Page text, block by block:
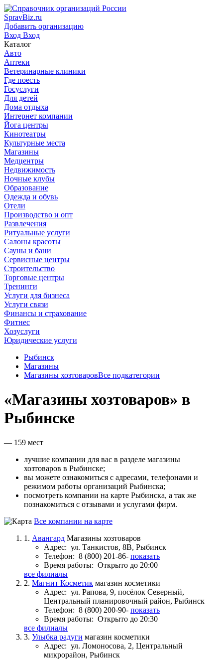
SpravBiz.ru
Добавить организацию
Вход Вход
Каталог
Авто
Аптеки
Ветеринарные клиники
Где поесть
Госуслуги
Для детей
Дома отдыха
Интернет компании
Йога центры
Кинотеатры
Культурные места
Магазины
Медцентры
Недвижимость
Ночные клубы
Образование
Одежда и обувь
Отели
Производство и опт
Развлечения
Ритуальные услуги
Салоны красоты
Сауны и бани
Сервисные центры
Строительство
Торговые центры
Тренинги
Услуги для бизнеса
Услуги связи
Финансы и страхование
Фитнес
Хозуслуги
Юридические услуги
Рыбинск
Магазины
Магазины хозтоваровВсе подкатегории
«Магазины хозтоваров» в
Рыбинске
— 159 мест
лучшие компании для вас в разделе магазины
хозтоваров в Рыбинске;
вы можете ознакомиться с адресами, телефонами и
режимом работы организаций Рыбинска;
посмотреть компании на карте Рыбинска, а так же
познакомиться с отзывами и услугами фирм.
Все компании на карте
1. Авангард Магазины хозтоваров
Адрес: ул. Танкистов, 8В, Рыбинск
Телефон: 8 (800) 201-86- показать
Время работы: Открыто до 20:00
все филиалы
2. Магнит Косметик магазин косметики
Адрес: ул. Рапова, 9, посёлок Северный,
Центральный планировочный район, Рыбинск
Телефон: 8 (800) 200-90- показать
Время работы: Открыто до 20:30
все филиалы
3. Улыбка радуги магазин косметики
Адрес: ул. Ломоносова, 2, Центральный
микрорайон, Рыбинск